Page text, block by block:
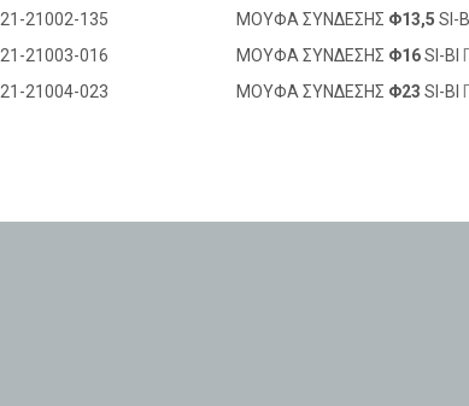
21-21002-135 ΜΟΥΦΑ ΣΥΝΔΕΣΗΣ Φ13,5 SI-
21-21003-016 ΜΟΥΦΑ ΣΥΝΔΕΣΗΣ Φ16SI-BI
21-21004-023 ΜΟΥΦΑ ΣΥΝΔΕΣΗΣ Φ23 SI-BI